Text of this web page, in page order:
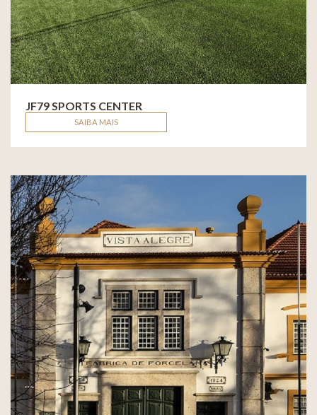
JF79 SPORTS CENTER
SAIBA MAIS